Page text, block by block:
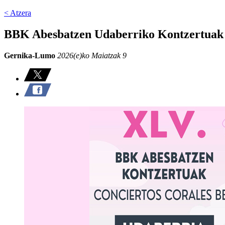
< Atzera
BBK Abesbatzen Udaberriko
Gernika-Lumo 2026(e)ko Maiatzak 9